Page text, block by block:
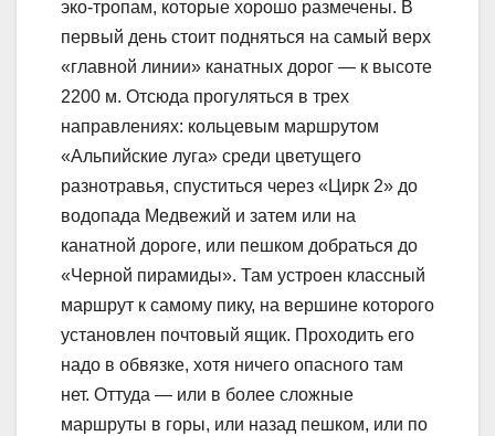
эко-тропам, которые хорошо размечены. В
первый день стоит подняться на самый верх
«главной линии» канатных дорог — к высоте
2200 м. Отсюда прогуляться в трех
направлениях: кольцевым маршрутом
«Альпийские луга» среди цветущего
разнотравья, спуститься через «Цирк 2» до
водопада Медвежий и затем или на
канатной дороге, или пешком добраться до
«Черной пирамиды». Там устроен классный
маршрут к самому пику, на вершине которого
установлен почтовый ящик. Проходить его
надо в обвязке, хотя ничего опасного там
нет. Оттуда — или в более сложные
маршруты в горы, или назад пешком, или по